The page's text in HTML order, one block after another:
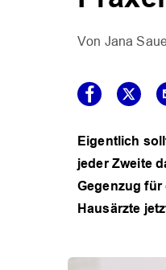
Jana
Eigentlich
jeder Zweite
Gegenzug für
Hausärzte